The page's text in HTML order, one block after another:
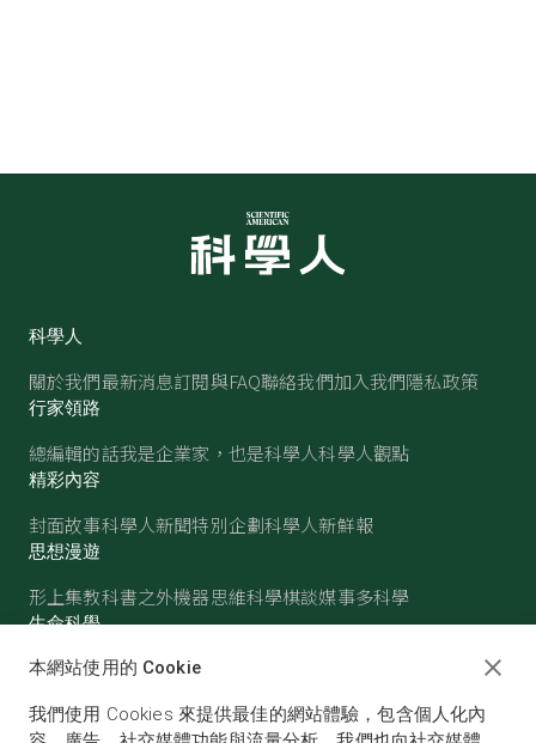
科學人
關於我們最新消息訂閱與FAQ聯絡我們加入我們隱私政策
行家領路
總編輯的話我是企業家，也是科學人科學人觀點
精彩內容
封面故事科學人新聞特別企劃科學人新鮮報
思想漫遊
形上集教科書之外機器思維科學棋談媒事多科學
生命科學
醫學古生物心理學生態學
本網站使用的 Cookie
我們使用 Cookies 來提供最佳的網站體驗，包含個人化內